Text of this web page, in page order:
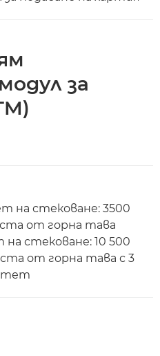
за
на стековане: 3500
от горна тава
стековане: 10 500
от горна тава с 3